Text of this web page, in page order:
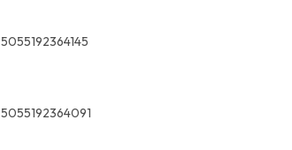
5055192364145
5055192364091